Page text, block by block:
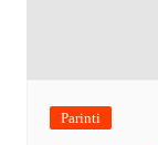
Parinti